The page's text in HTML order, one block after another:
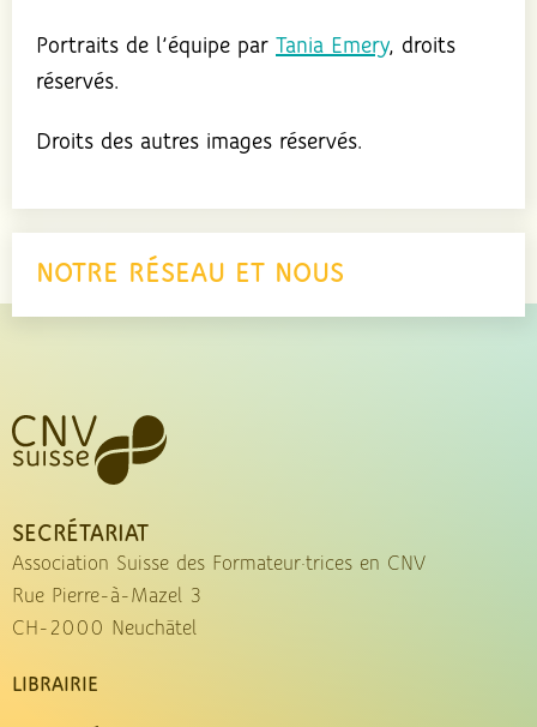
Portraits de l’équipe par Tania Emery, droits
réservés.
Droits des autres images réservés.
NOTRE RÉSEAU ET NOUS
SECRÉTARIAT
Association Suisse des Formateur·trices en CNV
Rue Pierre-à-Mazel 3
CH-2000 Neuchâtel
LIBRAIRIE